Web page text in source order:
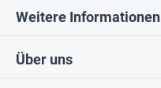
Über uns
Weitere Informationen